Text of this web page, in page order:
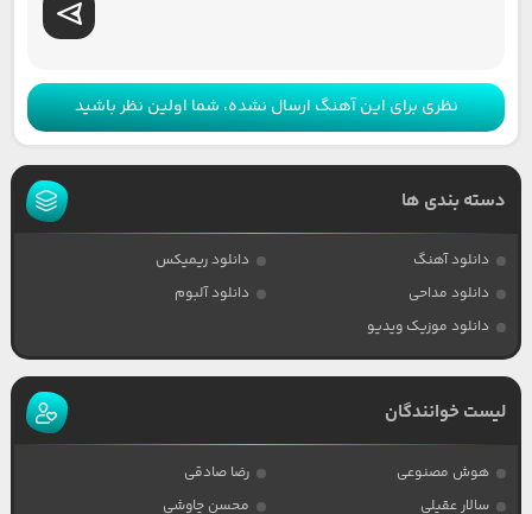
نظری برای این آهنگ ارسال نشده، شما اولین نظر باشید
دسته بندی ها
دانلود آهنگ
دانلود ریمیکس
دانلود مداحی
دانلود آلبوم
دانلود موزیک ویدیو
لیست خوانندگان
هوش مصنوعی
رضا صادقی
سالار عقیلی
محسن چاوشی